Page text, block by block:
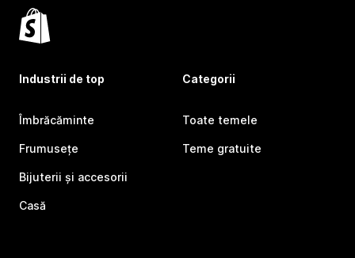
Industrii de top
Îmbrăcăminte
Frumusețe
Bijuterii și accesorii
Casă
Categorii
Toate temele
Teme gratuite